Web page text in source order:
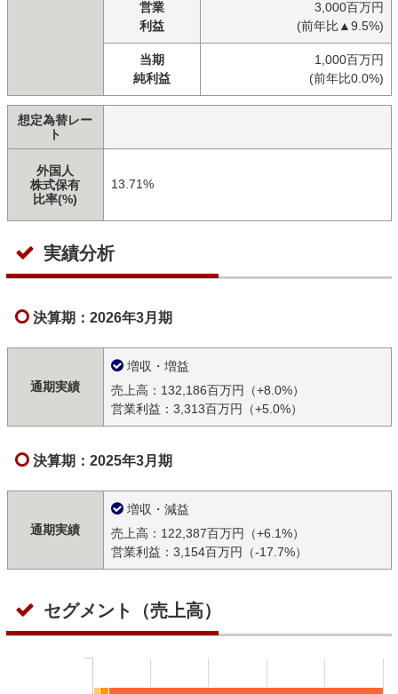
営業
利益
3,000百万円
(前年比▲9.5%)
当期
純利益
1,000百万円
(前年比0.0%)
想定為替レー
ト
外国人
株式保有
比率(%)
13.71%
実績分析
決算期：2026年3月期
通期実績
増収・増益
売上高：132,186百万円（+8.0%）
営業利益：3,313百万円（+5.0%）
決算期：2025年3月期
通期実績
増収・減益
売上高：122,387百万円（+6.1%）
営業利益：3,154百万円（-17.7%）
セグメント（売上高）